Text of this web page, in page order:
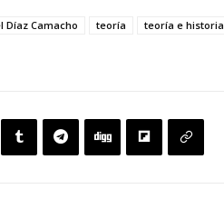
Díaz Camacho teoría
teoría e historia